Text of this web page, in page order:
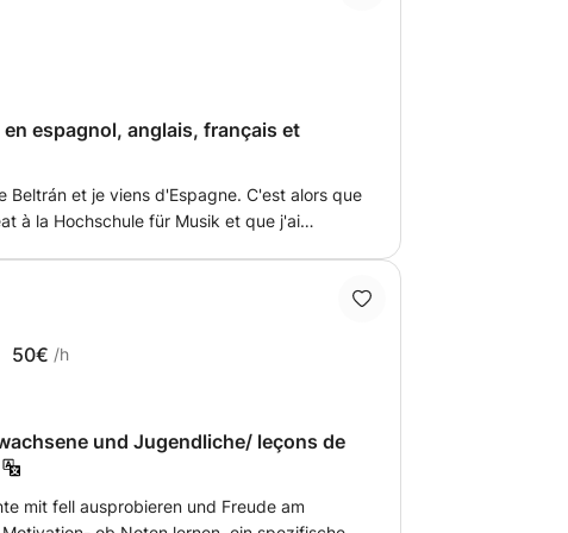
espagnol, anglais, français et
Beltrán et je viens d'Espagne. C'est alors que
à la Hochschule für Musik et que j'ai
aux enfants et aux adultes. Pour le
(Friedrichstraße). N'hésitez pas à m'écrire
50€ /h
und Jugendliche/ leçons de
mit fell ausprobieren und Freude am